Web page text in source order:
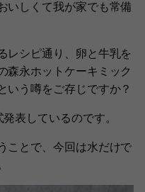
いしくて我が家でも常備
レシピ通り、卵と牛乳を
森永ホットケーキミック
いう噂をご存じですか？
表しているのです。
ことで、今回は水だけで